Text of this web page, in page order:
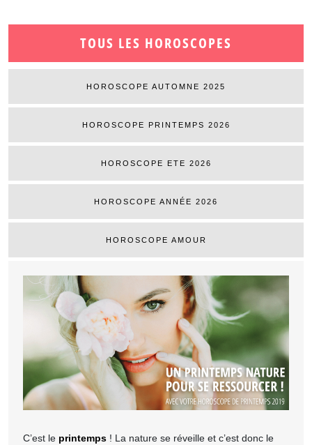
TOUS LES HOROSCOPES
HOROSCOPE AUTOMNE 2025
HOROSCOPE PRINTEMPS 2026
HOROSCOPE ETE 2026
HOROSCOPE ANNÉE 2026
HOROSCOPE AMOUR
C’est le printemps ! La nature se réveille et c’est donc le